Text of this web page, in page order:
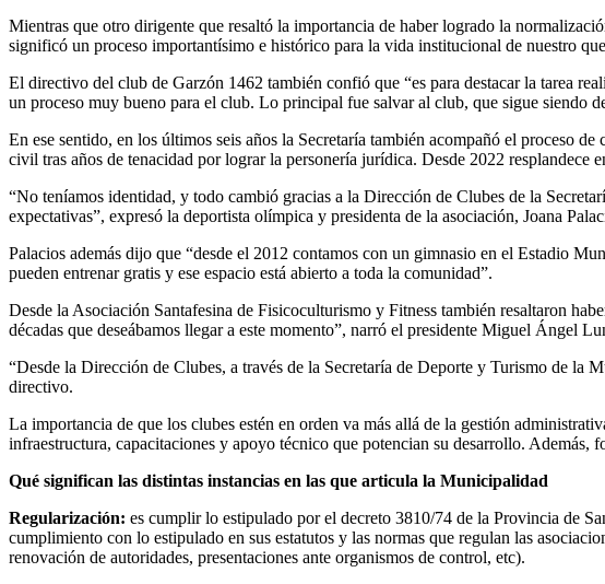
Mientras que otro dirigente que resaltó la importancia de haber logrado la
significó un proceso importantísimo e histórico para la vida institucional de nuestro
El directivo del club de Garzón 1462 también confió que “es para destacar la tarea
un proceso muy bueno para el club. Lo principal fue salvar al club, que sigue siendo
En ese sentido, en los últimos seis años la Secretaría también acompañó el proceso
civil tras años de tenacidad por lograr la personería jurídica. Desde 2022
“No teníamos identidad, y todo cambió gracias a la Dirección de Clubes de la
expectativas”, expresó la deportista olímpica y presidenta de la asociación, Joana
Palacios además dijo que “desde el 2012 contamos con un gimnasio en el Estadio
pueden entrenar gratis y ese espacio está abierto a toda la comunidad”.
Desde la Asociación Santafesina de Fisicoculturismo y Fitness también resaltaron
décadas que deseábamos llegar a este momento”, narró el presidente Miguel Ángel
“Desde la Dirección de Clubes, a través de la Secretaría de Deporte y Turismo de la
directivo.
La importancia de que los clubes estén en orden va más allá de la gestión
infraestructura, capacitaciones y apoyo técnico que potencian su desarrollo.
Qué significan las distintas instancias en las que articula la Municipalidad
Regularización: es cumplir lo estipulado por el decreto 3810/74 de la Provincia de
cumplimiento con lo estipulado en sus estatutos y las normas que regulan las
renovación de autoridades, presentaciones ante organismos de control, etc).